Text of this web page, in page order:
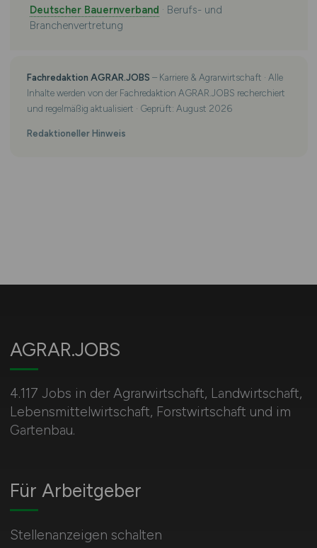
Deutscher Bauernverband · Berufs- und
Branchenvertretung
Fachredaktion AGRAR.JOBS – Karriere & Agrarwirtschaft · Alle
Inhalte werden von der Fachredaktion AGRAR.JOBS recherchiert
und regelmäßig aktualisiert · Geprüft: August 2026
Redaktioneller Hinweis
AGRAR.JOBS
4.117 Jobs in der Agrarwirtschaft, Landwirtschaft,
Lebensmittelwirtschaft, Forstwirtschaft und im
Gartenbau.
Für Arbeitgeber
Stellenanzeigen schalten